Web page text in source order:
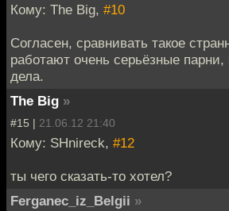
Кому: The Big, #10
Согласен, сравнивать такое
работают очень серьёзные парни,
дела.
The Big »
#15 | 21.06.12 21:40
Кому: SHnireck, #12
ты чего сказать-то хотел?
Ferganec_iz_Belgii »